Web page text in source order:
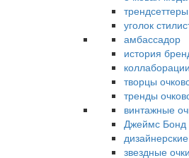
уголок
амбассадор
история
коллаборации
творцы
тренды
винтажные
Джеймс Бонд
звездные очки